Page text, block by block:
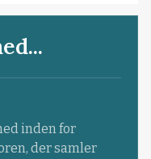
inden for
der samler